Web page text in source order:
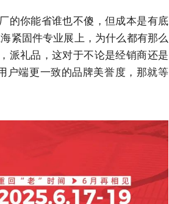
的你能省谁也不傻，但成本是有底
紧固件专业展上，为什么都有那么
派礼品，这对于不论是经销商还是
户端更一致的品牌美誉度，那就等